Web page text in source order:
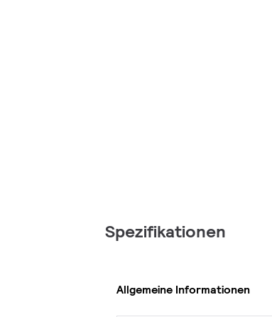
Spezifikationen
Allgemeine Informationen